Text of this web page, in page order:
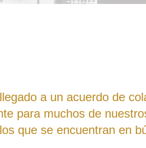
a un acuerdo de
para muchos de
que se encuentran en